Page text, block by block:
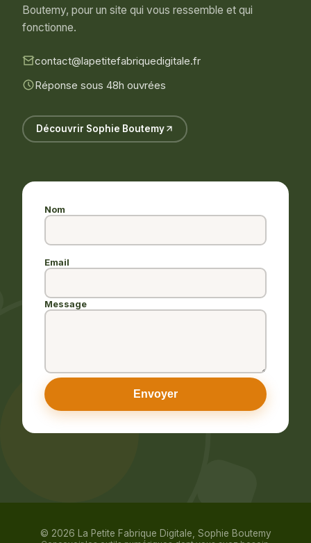
Boutemy, pour un site qui vous ressemble et qui
fonctionne.
contact@lapetitefabriquedigitale.fr
Réponse sous 48h ouvrées
Découvrir Sophie Boutemy
Nom
Email
Message
Envoyer
© 2026 La Petite Fabrique Digitale, Sophie Boutemy